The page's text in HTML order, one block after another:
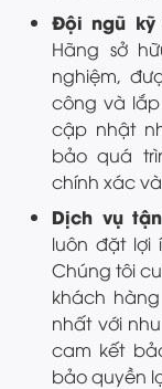
Đội ngũ kỹ
Hãng sở
nghiệm,
công và
cập nhật
bảo quá
chính xác
Dịch vụ
luôn đặt lợi
Chúng tôi
khách
nhất với
cam kết
bảo quyền